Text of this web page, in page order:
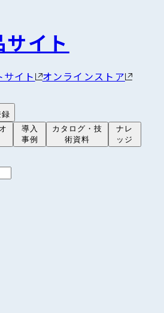
サイト
イト オンラインストア
導入
事例
カタログ・技
術資料
ナレ
ッジ